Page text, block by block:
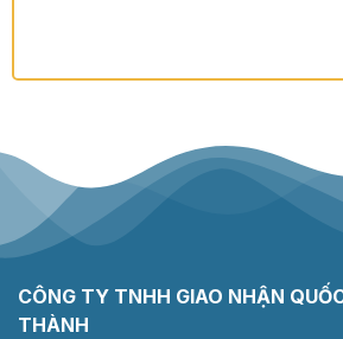
CÔNG TY TNHH GIAO NHẬN
THÀNH